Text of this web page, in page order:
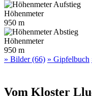
Höhenmeter
950 m
Höhenmeter
950 m
» Bilder (66) » Gipfelbuch
Vom Kloster